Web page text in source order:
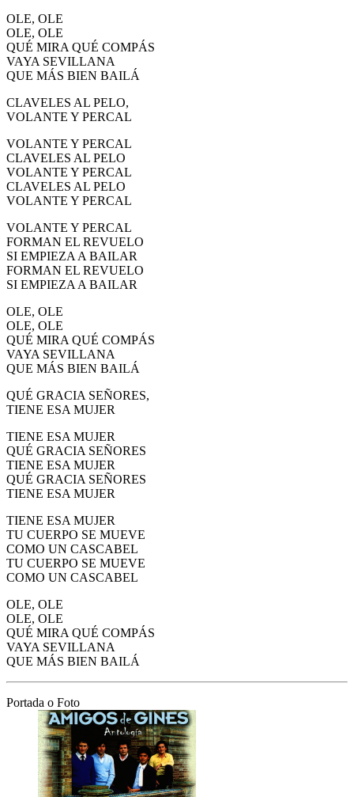
OLE, OLE
OLE, OLE
QUÉ MIRA QUÉ COMPÁS
VAYA SEVILLANA
QUE MÁS BIEN BAILÁ
CLAVELES AL PELO,
VOLANTE Y PERCAL
VOLANTE Y PERCAL
CLAVELES AL PELO
VOLANTE Y PERCAL
CLAVELES AL PELO
VOLANTE Y PERCAL
VOLANTE Y PERCAL
FORMAN EL REVUELO
SI EMPIEZA A BAILAR
FORMAN EL REVUELO
SI EMPIEZA A BAILAR
OLE, OLE
OLE, OLE
QUÉ MIRA QUÉ COMPÁS
VAYA SEVILLANA
QUE MÁS BIEN BAILÁ
QUÉ GRACIA SEÑORES,
TIENE ESA MUJER
TIENE ESA MUJER
QUÉ GRACIA SEÑORES
TIENE ESA MUJER
QUÉ GRACIA SEÑORES
TIENE ESA MUJER
TIENE ESA MUJER
TU CUERPO SE MUEVE
COMO UN CASCABEL
TU CUERPO SE MUEVE
COMO UN CASCABEL
OLE, OLE
OLE, OLE
QUÉ MIRA QUÉ COMPÁS
VAYA SEVILLANA
QUE MÁS BIEN BAILÁ
Portada o Foto